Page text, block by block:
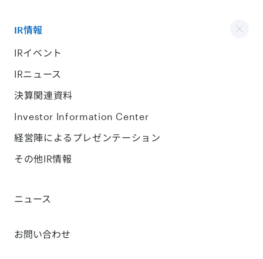
IR情報
IRイベント
IRニュース
決算関連資料
Investor Information Center
経営陣によるプレゼンテーション
その他IR情報
ニュース
お問い合わせ